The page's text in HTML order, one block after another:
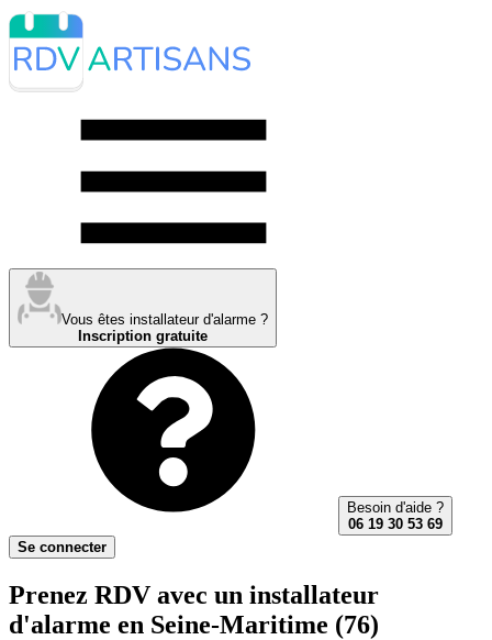
Vous êtes installateur d'alarme ?
Inscription gratuite
Besoin d'aide ?
06 19 30 53 69
Se connecter
Prenez RDV avec un installateur
d'alarme en Seine-Maritime (76)